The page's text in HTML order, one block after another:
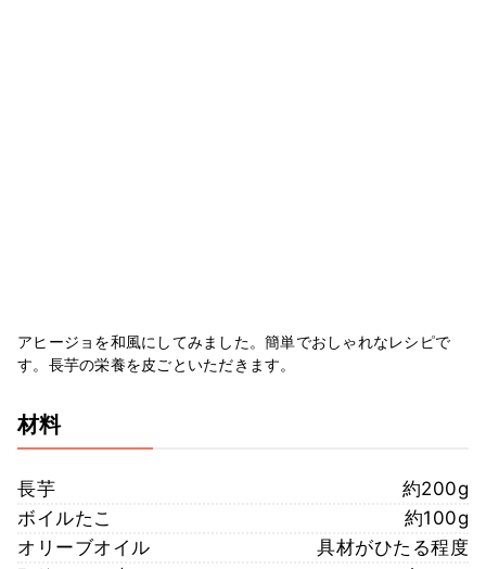
アヒージョを和風にしてみました。簡単でおしゃれなレシピで
す。長芋の栄養を皮ごといただきます。
材料
長芋
約200g
ボイルたこ
約100g
オリーブオイル
具材がひたる程度